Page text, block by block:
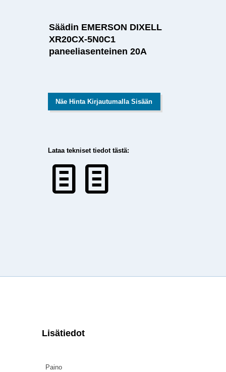
Säädin EMERSON DIXELL
XR20CX-5N0C1
paneeliasenteinen 20A
Näe Hinta Kirjautumalla Sisään
Lataa tekniset tiedot tästä:
Lisätiedot
Paino